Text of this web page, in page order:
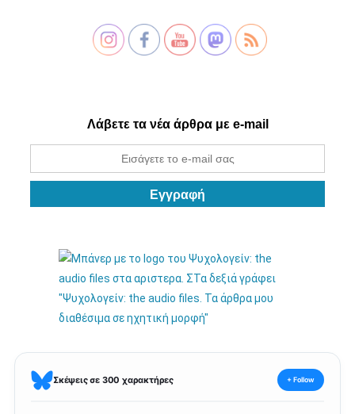
Λάβετε τα νέα άρθρα με e-mail
Σκέψεις σε 300 χαρακτήρες + Follow